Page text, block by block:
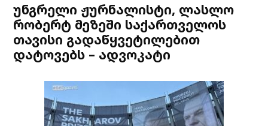
უნგრელი ჟურნალისტი, ლასლო
რობერტ მეზეში საქართველოს
თავისი გადაწყვეტილებით
დატოვებს – ადვოკატი